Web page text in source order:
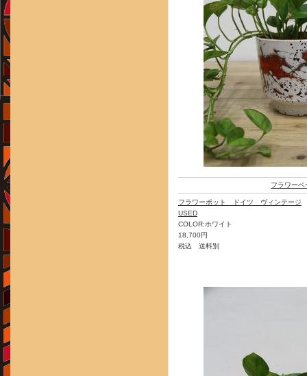
フラワーベ
フラワーポット ドイツ ヴィンテージ
USED
COLOR:ホワイト
18,700円
税込 送料別